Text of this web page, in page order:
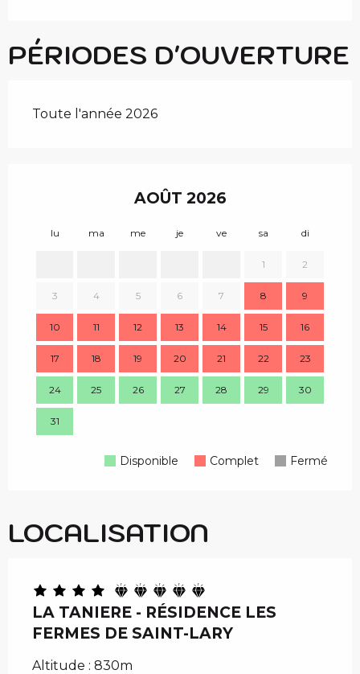
PÉRIODES D'OUVERTURE
Toute l'année 2026
AOÛT 2026
lu ma me je ve sa di
1 2
3 4 5 6 7 8 9
10 11 12 13 14 15 16
17 18 19 20 21 22 23
24 25 26 27 28 29 30
31
Disponible Complet Fermé
LOCALISATION
LA TANIERE - RÉSIDENCE LES
FERMES DE SAINT-LARY
Altitude : 830m